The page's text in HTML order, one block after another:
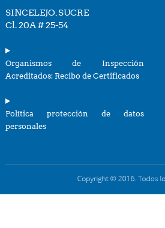
SINCELEJO, SUCRE
Cl. 20A # 25-54
Organismos de Inspección
Acreditados: Recibo de Certificados
Política protección de datos
personales